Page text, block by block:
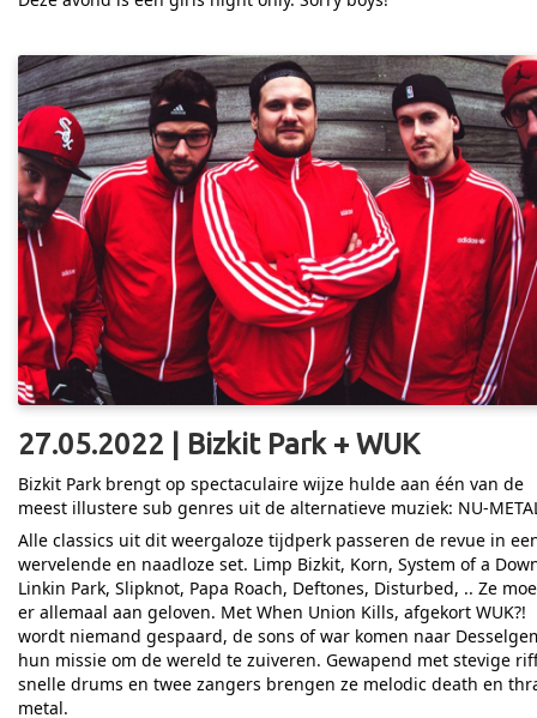
27.05.2022 | Bizkit Park + WUK
Bizkit Park brengt op spectaculaire wijze hulde aan één van de
meest illustere sub genres uit de alternatieve muziek: NU-
Alle classics uit dit weergaloze tijdperk passeren de revue in
wervelende en naadloze set. Limp Bizkit, Korn, System of a
Linkin Park, Slipknot, Papa Roach, Deftones, Disturbed, .. Ze
er allemaal aan geloven. Met When Union Kills, afgekort WUK?!
wordt niemand gespaard, de sons of war komen naar
hun missie om de wereld te zuiveren. Gewapend met stevige
snelle drums en twee zangers brengen ze melodic death en
metal.